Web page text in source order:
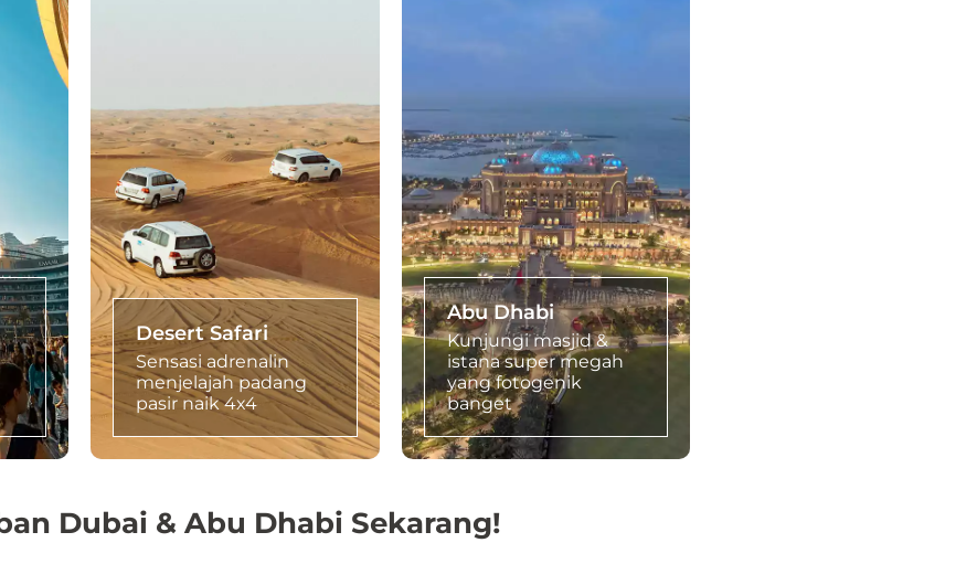
Desert Safari
Sensasi adrenalin
menjelajah padang
pasir naik 4x4
Abu Dhabi
Kunjungi masjid &
istana super megah
yang fotogenik
banget
Dubai & Abu Dhabi Sekarang!